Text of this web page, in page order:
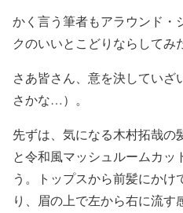
かく言う筆者もアラウンド・
クのいいとこどりならしてみ
さあ皆さん、意を決してい
さかな…）。
先ずは、気になる木村拓哉の
と令和風マッシュルームカッ
う。トップスから前髪にか
り、眉の上で左から右に流す